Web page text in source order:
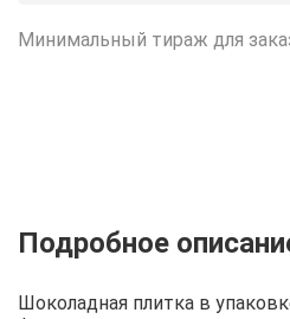
Минимальный тираж для
Описание Отзывы
Шоколадная плитка в